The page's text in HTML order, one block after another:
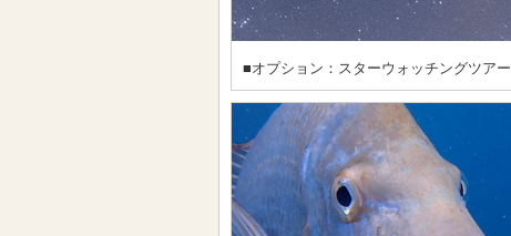
■オプション：スターウォッチングツアー